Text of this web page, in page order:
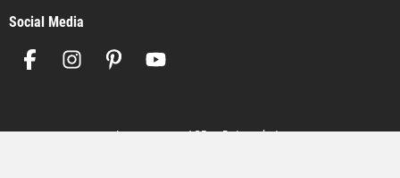
Social Media
Impressum AGB Datenschutz